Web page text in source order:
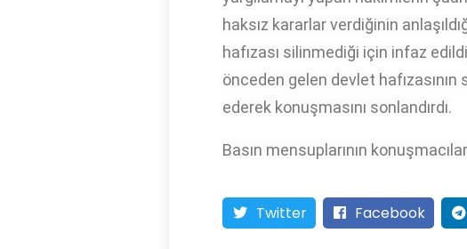
haksız kararlar verdiğinin
hafızası silinmediği için infaz
önceden gelen devlet
ederek konuşmasını sonlandırdı.
Basın mensuplarının
Twitter Facebook